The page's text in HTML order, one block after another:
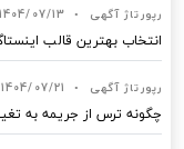
رپورتاژ آگهی •
1404/07/13
انتخاب بهترین قالب‌
رپورتاژ آگهی •
1404/07/21
چگونه ترس از جریمه به